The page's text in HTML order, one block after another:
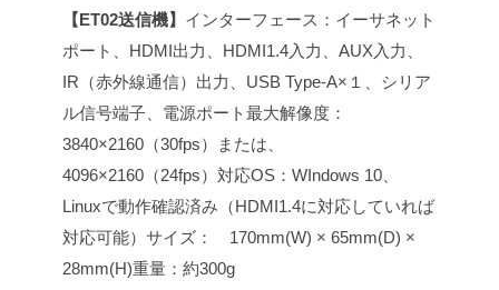
【ET02送信機】 インターフェース：イーサネット
ポート、HDMI出力、HDMI1.4入力、AUX入力、
IR（赤外線通信）出力、USB Type-A×１、シリア
ル信号端子、電源ポート最大解像度：
3840×2160（30fps）または、
4096×2160（24fps） 対応OS：WIndows 10、
Linuxで動作確認済み（HDMI1.4に対応していれば
対応可能） サイズ： 170mm(W) × 65mm(D) ×
28mm(H)重量：約300g